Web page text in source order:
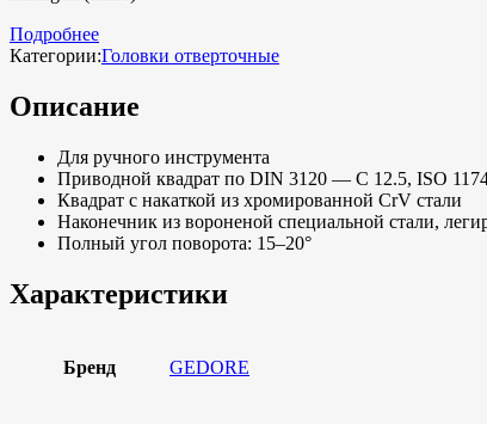
Подробнее
Категории:Головки отверточные
Описание
Для ручного инструмента
Приводной квадрат по DIN 3120 — C 12.5, ISO
Квадрат с накаткой из хромированной CrV стали
Наконечник из вороненой специальной стали,
Полный угол поворота: 15–20°
Характеристики
Бренд GEDORE